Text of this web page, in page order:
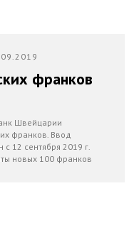
франков
Швейцарии
франков. Ввод
12 сентября 2019 г.
новых 100 франков